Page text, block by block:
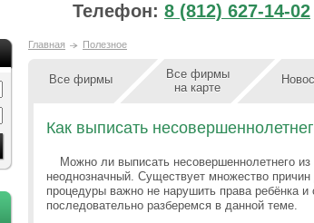
Телефон: 8 (812) 627-14-02
Главная Полезное
Все фирмы
Все фирмы
на карте
Как выписать
Можно ли выписать несовершеннолетнего
неоднозначный. Существует множество
процедуры важно не нарушить права ребёнка
последовательно разберемся в данной теме.